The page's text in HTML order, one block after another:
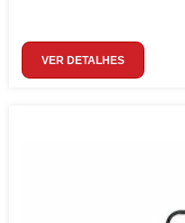
VER DETALHES